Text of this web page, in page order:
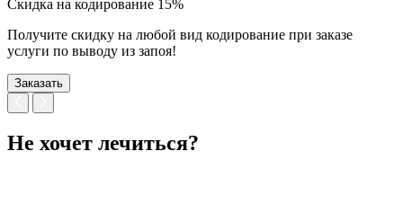
Скидка на кодирование 15%
Получите скидку на любой вид кодирование при заказе
услуги по выводу из запоя!
Заказать
Не хочет лечиться?